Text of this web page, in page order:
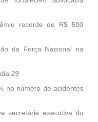
recorde de R$ 500
da Força Nacional na
29
no número de acidentes
secretária executiva do